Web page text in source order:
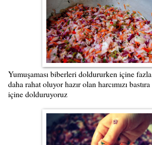
Yumuşaması biberleri doldururken içine
daha rahat oluyor hazır olan harcımızı
içine dolduruyoruz